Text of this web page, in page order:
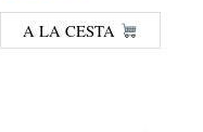
A LA CESTA